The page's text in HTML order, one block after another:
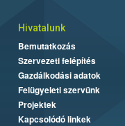
Hivatalunk
Bemutatkozás
Szervezeti felépítés
Gazdálkodási adatok
Felügyeleti szervünk
Projektek
Kapcsolódó linkek